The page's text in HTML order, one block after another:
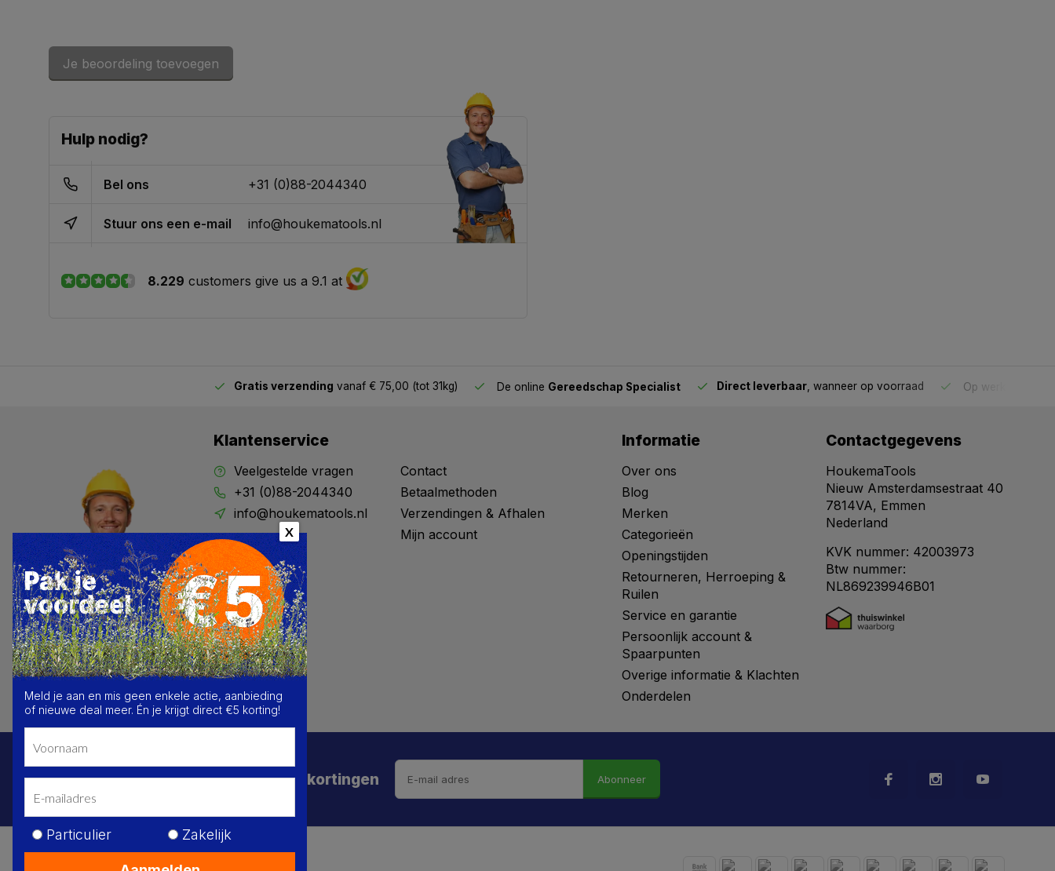
Je beoordeling toevoegen
Hulp nodig?
Bel ons +31 (0)88-2044340
Stuur ons een e-mail info@houkematools.nl
8.229 customers give us a 9.1 at
Gratis verzending vanaf € 75,00 (tot 31kg) De online Gereedschap Specialist Direct leverbaar , wanneer op voorraad Op werkdagen
Klantenservice
Veelgestelde vragen
+31 (0)88-2044340
info@houkematools.nl
Contact
Betaalmethoden
Verzendingen & Afhalen
Mijn account
Informatie
Over ons
Blog
Merken
Categorieën
Openingstijden
Retourneren, Herroeping &
Ruilen
Service en garantie
Persoonlijk account &
Spaarpunten
Overige informatie & Klachten
Onderdelen
Contactgegevens
HoukemaTools
Nieuw Amsterdamsestraat 40
7814VA, Emmen
Nederland
KVK nummer: 42003973
Btw nummer:
NL869239946B01
Schrijf je in voor de beste deals en kortingen Abonneer
X
Meld je aan en mis geen enkele actie, aanbieding
of nieuwe deal meer. Én je krijgt direct €5 korting!
Particulier Zakelijk
SPAARPUNTEN